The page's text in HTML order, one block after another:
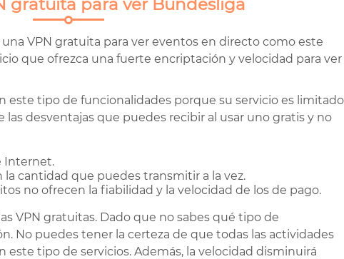
gratuita para ver Bundesliga
VPN gratuita para ver eventos en directo como este
que ofrezca una fuerte encriptación y velocidad para ver
este tipo de funcionalidades porque su servicio es
las desventajas que puedes recibir al usar uno gratis y no
Internet.
cantidad que puedes transmitir a la vez.
no ofrecen la fiabilidad y la velocidad de los de pago.
VPN gratuitas. Dado que no sabes qué tipo de
No puedes tener la certeza de que todas las actividades
este tipo de servicios. Además, la velocidad disminuirá